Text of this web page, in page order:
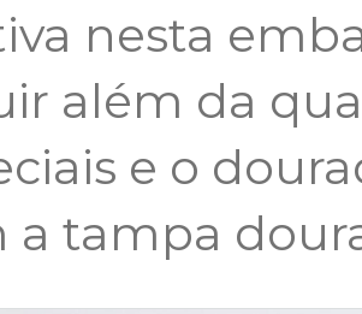
nesta
além da
e o
a tampa